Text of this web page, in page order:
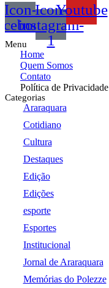
Icon-Icon-
instagram-
1
Youtube
Menu
Home
Quem Somos
Contato
Política de Privacidade
Categorias
Araraquara
Cotidiano
Cultura
Destaques
Edição
Edições
esporte
Esportes
Institucional
Jornal de Araraquara
Memórias do Polezze